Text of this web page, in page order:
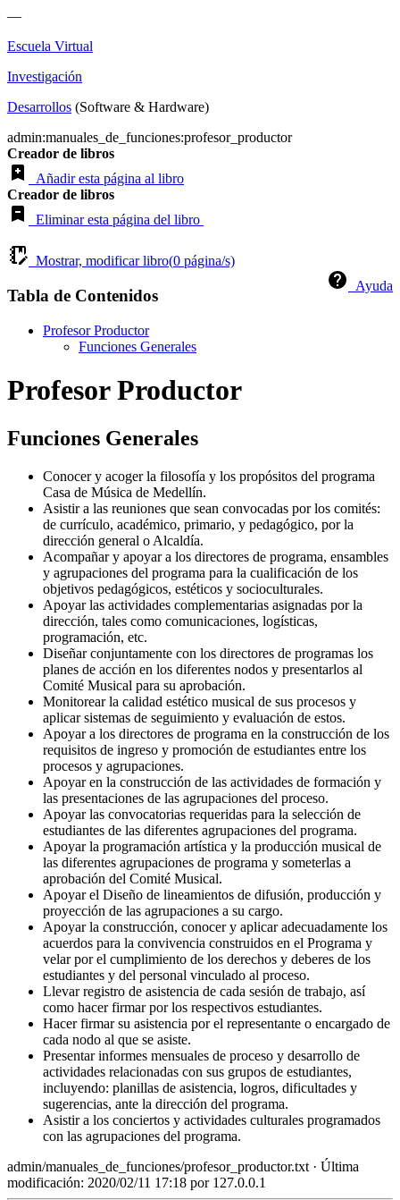
—
Escuela Virtual
Investigación
Desarrollos (Software & Hardware)
admin:manuales_de_funciones:profesor_productor
Creador de libros
Añadir esta página al libro
Creador de libros
Eliminar esta página del libro
Mostrar, modificar libro(0 página/s)
Ayuda
Tabla de Contenidos
Profesor Productor
Funciones Generales
Profesor Productor
Funciones Generales
Conocer y acoger la filosofía y los propósitos del programa
Casa de Música de Medellín.
Asistir a las reuniones que sean convocadas por los comités:
de currículo, académico, primario, y pedagógico, por la
dirección general o Alcaldía.
Acompañar y apoyar a los directores de programa, ensambles
y agrupaciones del programa para la cualificación de los
objetivos pedagógicos, estéticos y socioculturales.
Apoyar las actividades complementarias asignadas por la
dirección, tales como comunicaciones, logísticas,
programación, etc.
Diseñar conjuntamente con los directores de programas los
planes de acción en los diferentes nodos y presentarlos al
Comité Musical para su aprobación.
Monitorear la calidad estético musical de sus procesos y
aplicar sistemas de seguimiento y evaluación de estos.
Apoyar a los directores de programa en la construcción de los
requisitos de ingreso y promoción de estudiantes entre los
procesos y agrupaciones.
Apoyar en la construcción de las actividades de formación y
las presentaciones de las agrupaciones del proceso.
Apoyar las convocatorias requeridas para la selección de
estudiantes de las diferentes agrupaciones del programa.
Apoyar la programación artística y la producción musical de
las diferentes agrupaciones de programa y someterlas a
aprobación del Comité Musical.
Apoyar el Diseño de lineamientos de difusión, producción y
proyección de las agrupaciones a su cargo.
Apoyar la construcción, conocer y aplicar adecuadamente los
acuerdos para la convivencia construidos en el Programa y
velar por el cumplimiento de los derechos y deberes de los
estudiantes y del personal vinculado al proceso.
Llevar registro de asistencia de cada sesión de trabajo, así
como hacer firmar por los respectivos estudiantes.
Hacer firmar su asistencia por el representante o encargado de
cada nodo al que se asiste.
Presentar informes mensuales de proceso y desarrollo de
actividades relacionadas con sus grupos de estudiantes,
incluyendo: planillas de asistencia, logros, dificultades y
sugerencias, ante la dirección del programa.
Asistir a los conciertos y actividades culturales programados
con las agrupaciones del programa.
admin/manuales_de_funciones/profesor_productor.txt · Última
modificación: 2020/02/11 17:18 por 127.0.0.1